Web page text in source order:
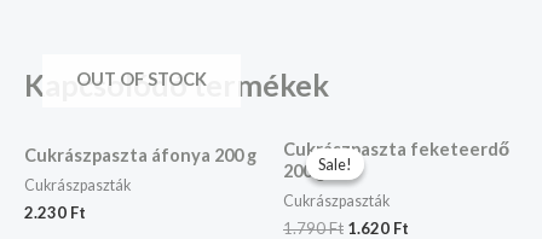
Kapcsolódó termékek
OUT OF STOCK
Cukrászpaszta áfonya 200 g
Cukrászpaszták
2.230 Ft
Sale!
Sale!
Cukrászpaszta feketeerdő
200 g
Cukrászpaszták
1.790Ft
price
was:
1.790 Ft.
1.620 Ft
price